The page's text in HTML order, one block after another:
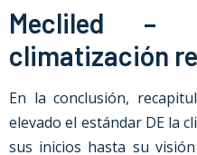
Mecliled –
climatización
En la conclusión,
elevado el estándar DE la
sus inicios hasta su